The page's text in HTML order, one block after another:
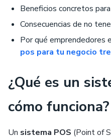
Beneficios concretos
Consecuencias de no
Por qué emprendedores
pos para tu negocio
¿Qué es un
cómo funciona?
Un sistema POS (Point of